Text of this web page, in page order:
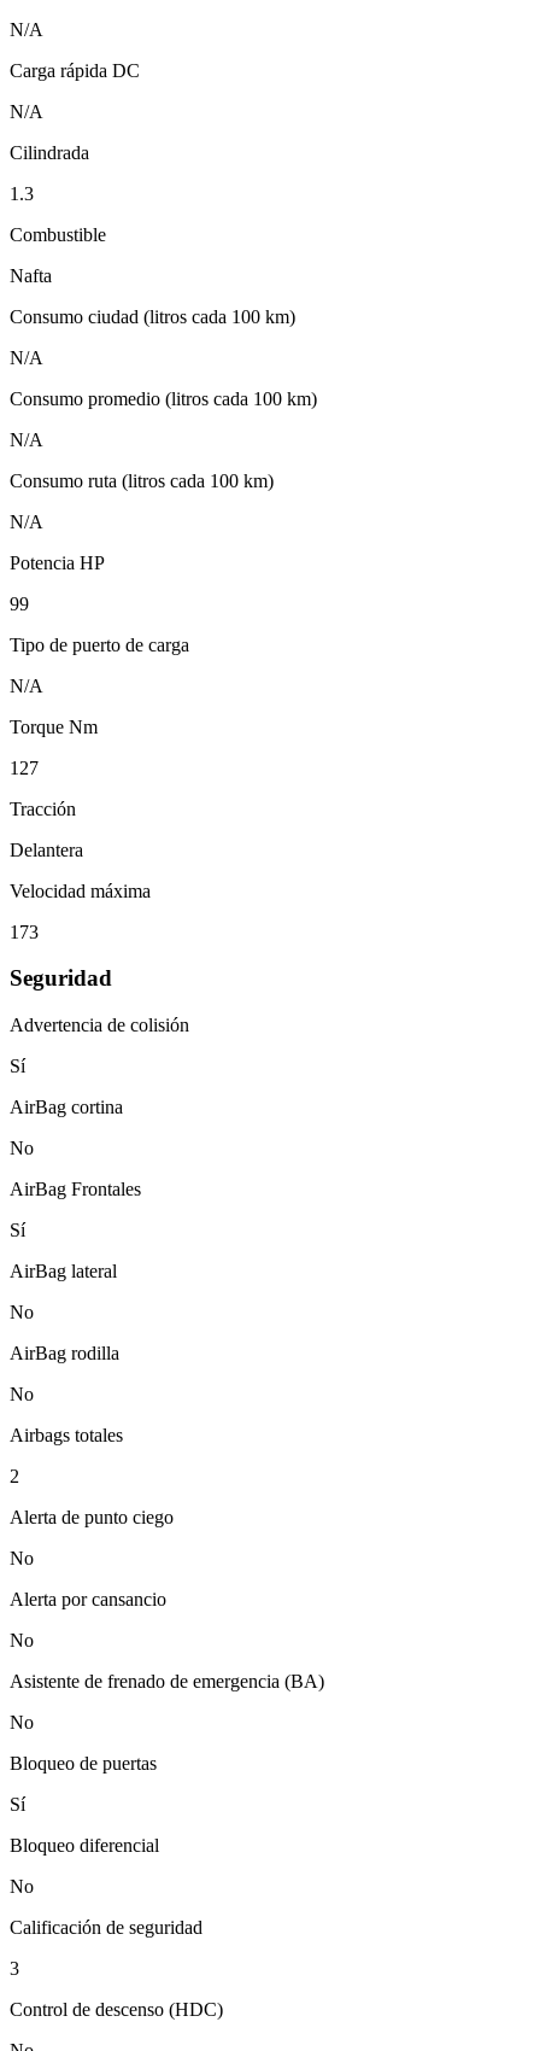
N/A
Carga rápida DC
N/A
Cilindrada
1.3
Combustible
Nafta
Consumo ciudad (litros cada 100 km)
N/A
Consumo promedio (litros cada 100 km)
N/A
Consumo ruta (litros cada 100 km)
N/A
Potencia HP
99
Tipo de puerto de carga
N/A
Torque Nm
127
Tracción
Delantera
Velocidad máxima
173
Seguridad
Advertencia de colisión
Sí
AirBag cortina
No
AirBag Frontales
Sí
AirBag lateral
No
AirBag rodilla
No
Airbags totales
2
Alerta de punto ciego
No
Alerta por cansancio
No
Asistente de frenado de emergencia (BA)
No
Bloqueo de puertas
Sí
Bloqueo diferencial
No
Calificación de seguridad
3
Control de descenso (HDC)